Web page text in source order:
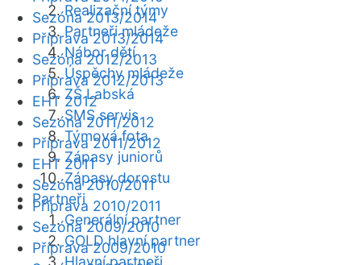
Realizační týmy
Partneři mládeže
Nábor dětí
Úspěchy mládeže
ZŠ Labská
SMS servis
Týmová fota
Zápasy juniorů
Zápasy dorostu
Partneři
Generální partner
GOLD hlavní partner
Hlavní partneři
Sezóna 2013/2014
Příprava 2013/2014
Sezóna 2012/2013
Příprava 2012/2013
EHT 2012
Sezóna 2011/2012
Příprava 2011/2012
EHT 2011
Sezóna 2010/2011
Příprava 2010/2011
Sezóna 2009/2010
Příprava 2009/2010